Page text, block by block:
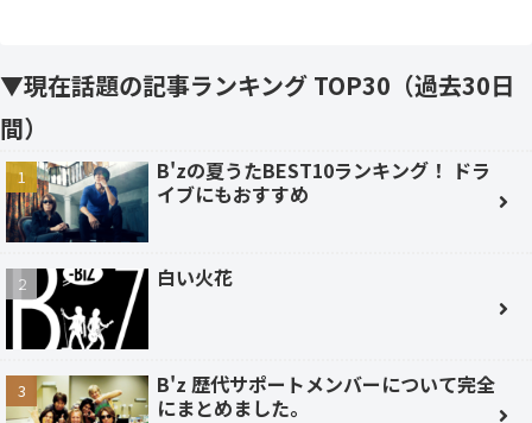
▼現在話題の記事ランキング TOP30（過去30日
間）
B'zの夏うたBEST10ランキング！ ドラ
イブにもおすすめ
白い火花
B'z 歴代サポートメンバーについて完全
にまとめました。